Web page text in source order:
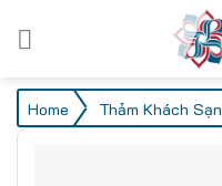
Home / Thảm Khách Sạn